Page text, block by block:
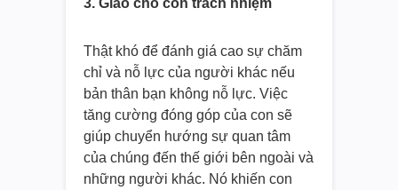
3. Giao cho con trách nhiệm
Thật khó để đánh giá cao sự chăm
chỉ và nỗ lực của người khác nếu
bản thân bạn không nỗ lực. Việc
tăng cường đóng góp của con sẽ
giúp chuyển hướng sự quan tâm
của chúng đến thế giới bên ngoài và
những người khác. Nó khiến con